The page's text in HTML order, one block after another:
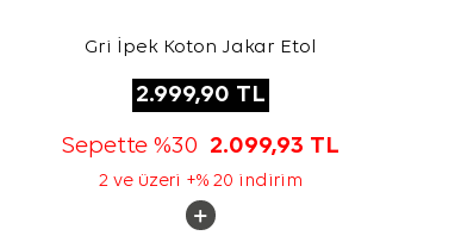
Gri İpek Koton Jakar Etol
2.999,90 TL
Sepette %30 2.099,93 TL
2 ve üzeri +% 20 indirim